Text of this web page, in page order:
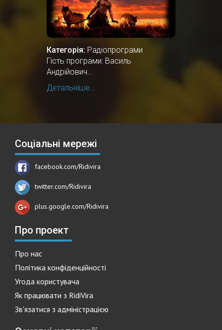
Категорія: Радіопрограми
Гість програми: Василь
Андрійович...
Детальніше...
Соціальні мережі
facebook.com/Ridivira
twitter.com/Ridivira
plus.google.com/Ridivira
Про проект
Про нас
Політика конфіденційності
Угода користувача
Як працювати з RidiVira
Зв'язатися з адміністрацією